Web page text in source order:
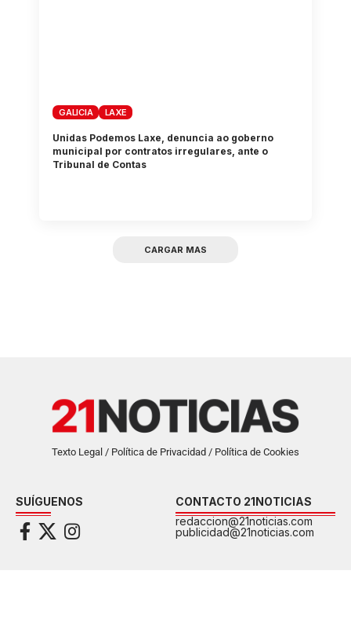
GALICIA LAXE
Unidas Podemos Laxe, denuncia ao goberno
municipal por contratos irregulares, ante o
Tribunal de Contas
CARGAR MAS
Texto Legal / Política de Privacidad / Política de Cookies
SUÍGUENOS
CONTACTO 21NOTICIAS
redaccion@21noticias.com
publicidad@21noticias.com